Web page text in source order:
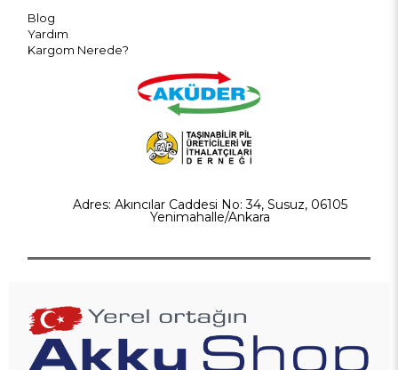
Blog
Yardım
Kargom Nerede?
Adres: Akıncılar Caddesi No: 34, Susuz, 06105
Yenimahalle/Ankara